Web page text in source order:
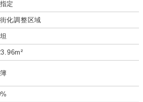
定
化調整区域